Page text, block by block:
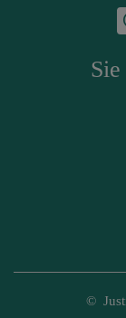
©